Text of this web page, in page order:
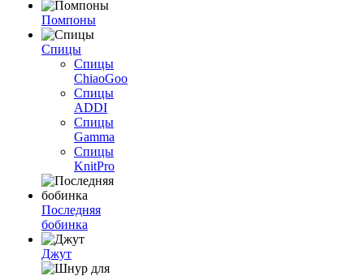
Помпоны
Спицы
Спицы
ChiaoGoo
Спицы
ADDI
Спицы
Gamma
Спицы
KnitPro
Последняя
бобинка
Джут